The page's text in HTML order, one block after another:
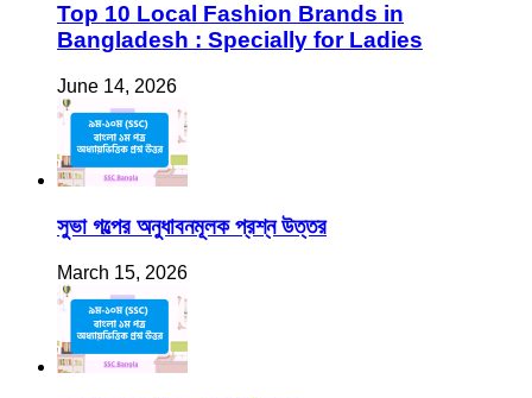
Top 10 Local Fashion Brands in
Bangladesh : Specially for Ladies
June 14, 2026
সুভা গল্পের অনুধাবনমূলক প্রশ্ন উত্তর
March 15, 2026